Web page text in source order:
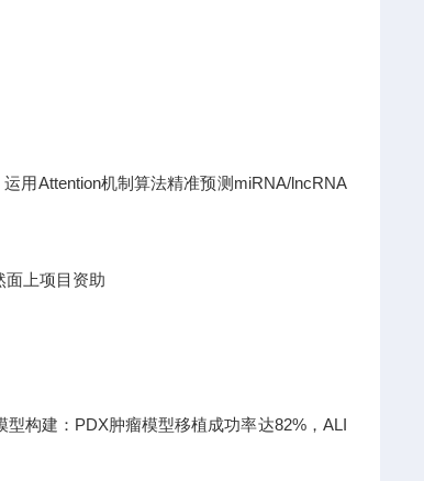
用Attention机制算法精准预测miRNA/lncRNA
面上项目资助
构建：PDX肿瘤模型移植成功率达82%，ALI